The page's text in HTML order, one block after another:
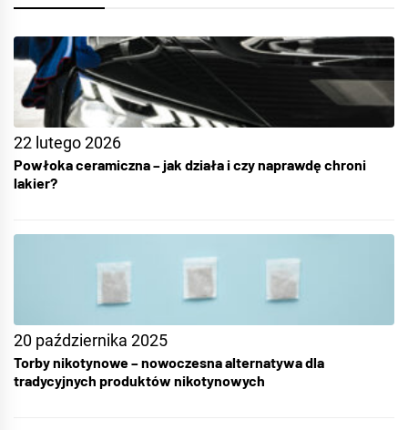
22 lutego 2026
Powłoka ceramiczna – jak działa i czy naprawdę chroni
lakier?
20 października 2025
Torby nikotynowe – nowoczesna alternatywa dla
tradycyjnych produktów nikotynowych